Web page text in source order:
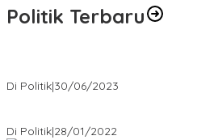
Politik Terbaru
Di Politik|30/06/2023
Di Politik|28/01/2022